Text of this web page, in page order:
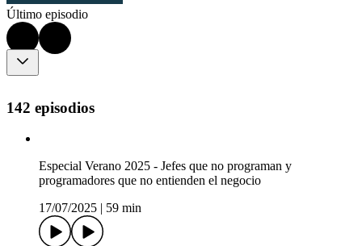
Último episodio
142 episodios
Especial Verano 2025 - Jefes que no programan y
programadores que no entienden el negocio
17/07/2025
59 min